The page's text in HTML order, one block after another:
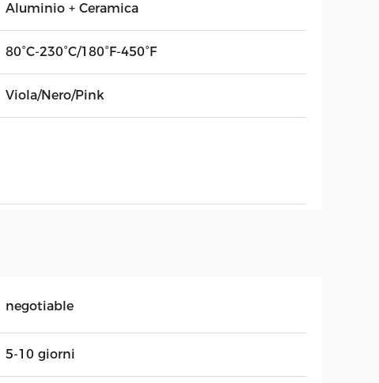
Aluminio + Ceramica
80°C-230°C/180°F-450°F
Viola/Nero/Pink
negotiable
5-10 giorni